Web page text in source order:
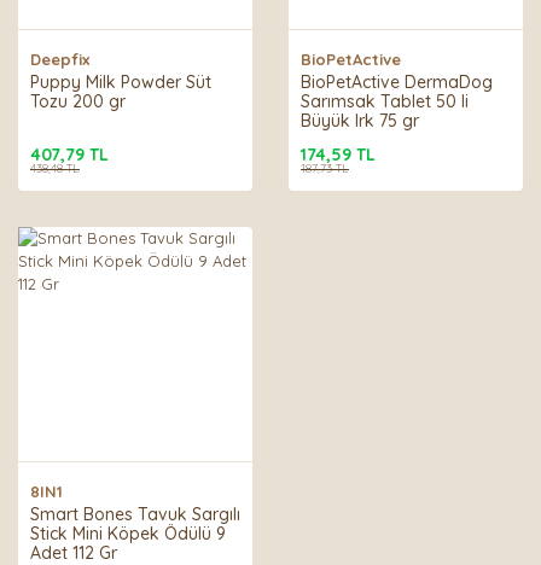
Deepfix
Puppy Milk Powder Süt
Tozu 200 gr
407,79 TL
438,48 TL
BioPetActive
BioPetActive DermaDog
Sarımsak Tablet 50 li
Büyük Irk 75 gr
174,59 TL
187,73 TL
8IN1
Smart Bones Tavuk Sargılı
Stick Mini Köpek Ödülü 9
Adet 112 Gr